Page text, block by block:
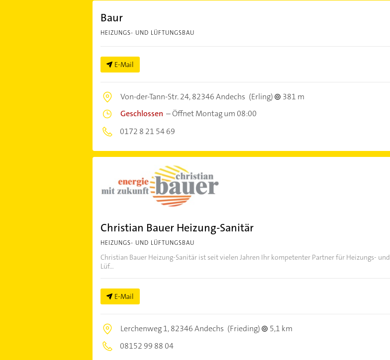
Baur
HEIZUNGS- UND LÜFTUNGSBAU
E-Mail
Von-der-Tann-Str. 24,82346 Andechs (Erling)
381 m
Geschlossen –Öffnet Montag um 08:00
0172 8 21 54 69
Christian Bauer Heizung-Sanitär
HEIZUNGS- UND LÜFTUNGSBAU
Christian Bauer Heizung-Sanitär ist seit vielen Jahren Ihr kompetenter Partner für Heizungs- und
Lüf...
E-Mail
Lerchenweg 1,82346 Andechs (Frieding)
5,1 km
08152 99 88 04